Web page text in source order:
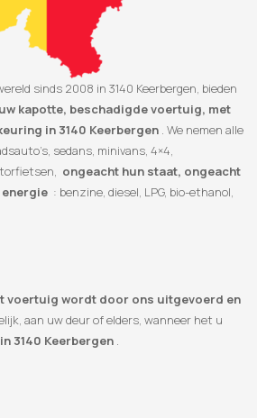
sinds 2008 in 3140 Keerbergen, bieden
kapotte, beschadigde voertuig, met
in 3140 Keerbergen . We nemen alle
sedans, minivans, 4×4,
ongeacht hun staat, ongeacht
: benzine, diesel, LPG, bio-ethanol,
voertuig wordt door ons uitgevoerd en
aan uw deur of elders, wanneer het u
3140 Keerbergen .